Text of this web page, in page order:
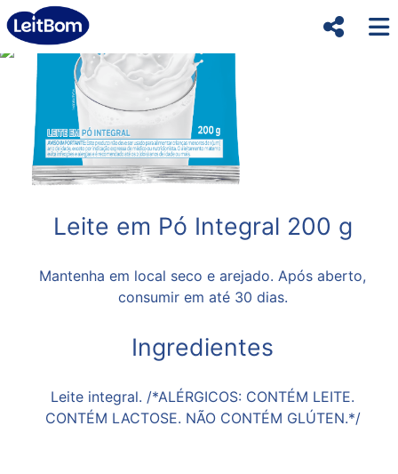
Leite em Pó Integral 200 g
Mantenha em local seco e arejado. Após aberto,
consumir em até 30 dias.
Ingredientes
Leite integral. /*ALÉRGICOS: CONTÉM LEITE.
CONTÉM LACTOSE. NÃO CONTÉM GLÚTEN.*/